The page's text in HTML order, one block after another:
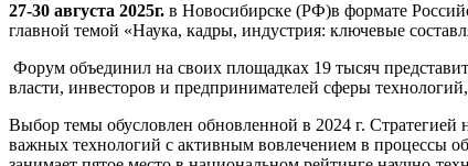
27-30 августа 2025г. в Новосибирске (РФ)в формате
главной темой «Наука, кадры, индустрия: ключевые
Форум объединил на своих площадках 19 тысяч
власти, инвесторов и предпринимателей сферы
Выбор темы обусловлен обновленной в 2024 г. Стратегией
важных технологий с активным вовлечением в процессы